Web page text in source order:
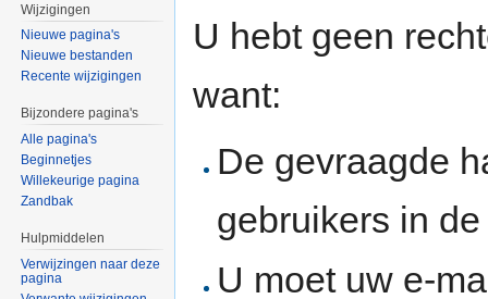
U hebt geen
want:
De gevraagde
gebruikers in
U moet uw e-
Wijzigingen
Nieuwe pagina's
Nieuwe bestanden
Recente wijzigingen
Bijzondere pagina's
Alle pagina's
Beginnetjes
Willekeurige pagina
Zandbak
Hulpmiddelen
Verwijzingen naar deze
pagina